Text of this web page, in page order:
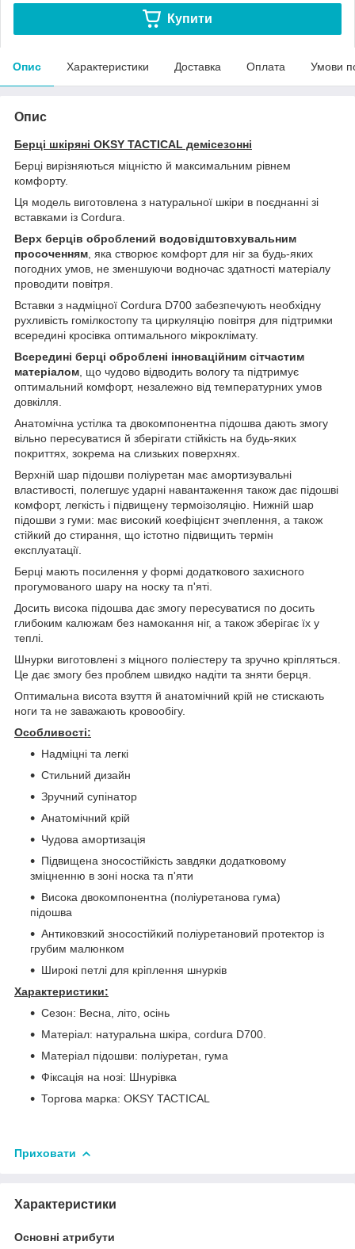
Купити
Опис Характеристики Доставка Оплата Умови
Опис
Берці шкіряні OKSY TACTICAL демісезонні
Берці вирізняються міцністю й максимальним рівнем
комфорту.
Ця модель виготовлена з натуральної шкіри в поєднанні зі
вставками із Cordura.
Верх берців оброблений водовідштовхувальним
просоченням , яка створює комфорт для ніг за будь-яких
погодних умов, не зменшуючи водночас здатності матеріалу
проводити повітря.
Вставки з надміцної Cordura D700 забезпечують необхідну
рухливість гомілкостопу та циркуляцію повітря для підтримки
всередині кросівка оптимального мікроклімату.
Всередині берці оброблені інноваційним сітчастим
матеріалом , що чудово відводить вологу та підтримує
оптимальний комфорт, незалежно від температурних умов
довкілля.
Анатомічна устілка та двокомпонентна підошва дають змогу
вільно пересуватися й зберігати стійкість на будь-яких
покриттях, зокрема на слизьких поверхнях.
Верхній шар підошви поліуретан має амортизувальні
властивості, полегшує ударні навантаження також дає підошві
комфорт, легкість і підвищену термоізоляцію. Нижній шар
підошви з гуми: має високий коефіцієнт зчеплення, а також
стійкий до стирання, що істотно підвищить термін
експлуатації.
Берці мають посилення у формі додаткового захисного
прогумованого шару на носку та п'яті.
Досить висока підошва дає змогу пересуватися по досить
глибоким калюжам без намокання ніг, а також зберігає їх у
теплі.
Шнурки виготовлені з міцного поліестеру та зручно кріпляться.
Це дає змогу без проблем швидко надіти та зняти берця.
Оптимальна висота взуття й анатомічний крій не стискають
ноги та не заважають кровообігу.
Особливості:
Надміцні та легкі
Стильний дизайн
Зручний супінатор
Анатомічний крій
Чудова амортизація
Підвищена зносостійкість завдяки додатковому
зміцненню в зоні носка та п'яти
Висока двокомпонентна (поліуретанова гума)
підошва
Антиковзкий зносостійкий поліуретановий протектор із
грубим малюнком
Широкі петлі для кріплення шнурків
Характеристики:
Сезон: Весна, літо, осінь
Матеріал: натуральна шкіра, cordura D700.
Матеріал підошви: поліуретан, гума
Фіксація на нозі: Шнурівка
Торгова марка: OKSY TACTICAL
Приховати
Характеристики
Основні атрибути